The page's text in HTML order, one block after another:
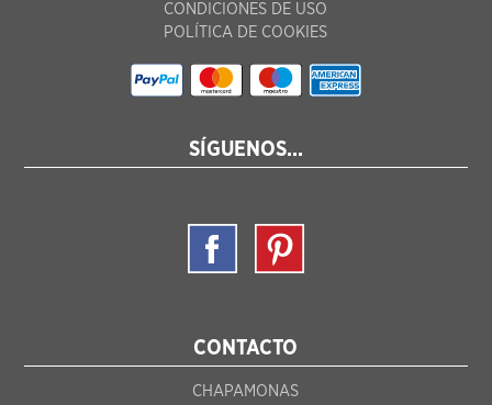
CONDICIONES DE USO
POLÍTICA DE COOKIES
SÍGUENOS...
CONTACTO
CHAPAMONAS